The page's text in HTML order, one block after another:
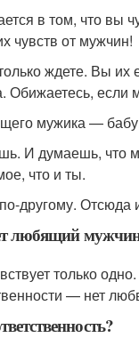
в том, что вы
чувств от мужчин!
ждете. Вы
Обижаетесь, если
мужика —
И думаешь, что
что и ты.
другому.
любящий
только
— нет